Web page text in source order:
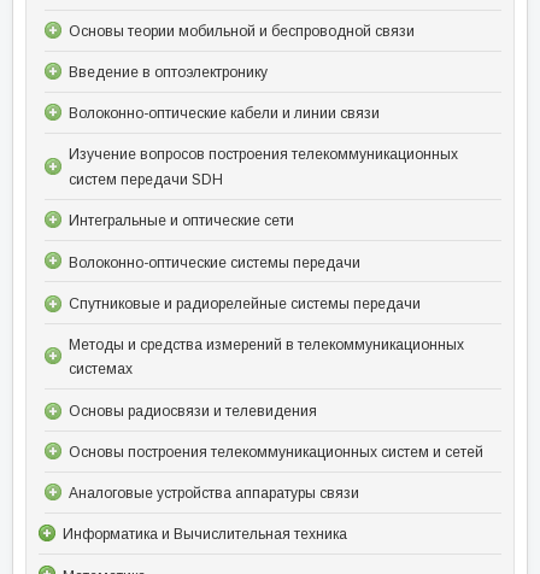
Основы теории мобильной и беспроводной связи
Введение в оптоэлектронику
Волоконно-оптические кабели и линии связи
Изучение вопросов построения телекоммуникационных
систем передачи SDH
Интегральные и оптические сети
Волоконно-оптические системы передачи
Спутниковые и радиорелейные системы передачи
Методы и средства измерений в телекоммуникационных
системах
Основы радиосвязи и телевидения
Основы построения телекоммуникационных систем и сетей
Аналоговые устройства аппаратуры связи
Информатика и Вычислительная техника